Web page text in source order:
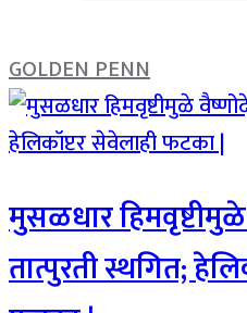
GOLDEN PENN
मुसळधार हिमवृष्टीमुळे
तात्पुरती स्थगित;